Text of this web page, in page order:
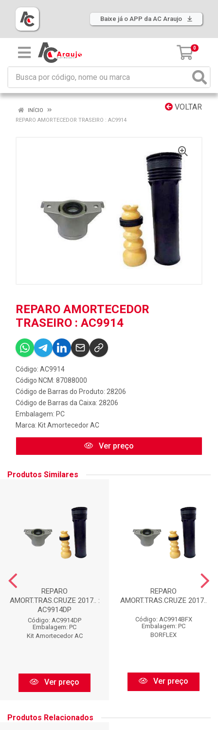
Baixe já o APP da AC Araujo
0
VOLTAR
INÍCIO
REPARO AMORTECEDOR TRASEIRO : AC9914
REPARO AMORTECEDOR
TRASEIRO : AC9914
Código: AC9914
Código NCM: 87088000
Código de Barras do Produto: 28206
Código de Barras da Caixa: 28206
Embalagem: PC
Marca: Kit Amortecedor AC
Ver preço
Produtos Similares
REPARO
AMORT.TRAS.CRUZE 2017.. :
AC9914DP
Código: AC9914DP
Embalagem: PC
Kit Amortecedor AC
Ver preço
REPARO
AMORT.TRAS.CRUZE 2017..
Código: AC9914BFX
Embalagem: PC
BORFLEX
Ver preço
Produtos Relacionados